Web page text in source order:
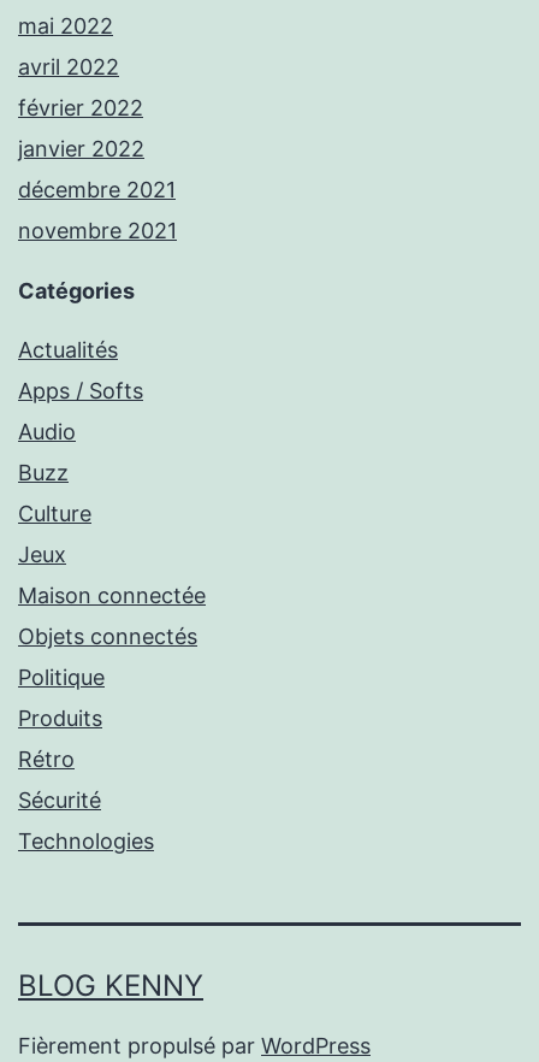
mai 2022
avril 2022
février 2022
janvier 2022
décembre 2021
novembre 2021
Catégories
Actualités
Apps / Softs
Audio
Buzz
Culture
Jeux
Maison connectée
Objets connectés
Politique
Produits
Rétro
Sécurité
Technologies
BLOG KENNY
Fièrement propulsé par WordPress